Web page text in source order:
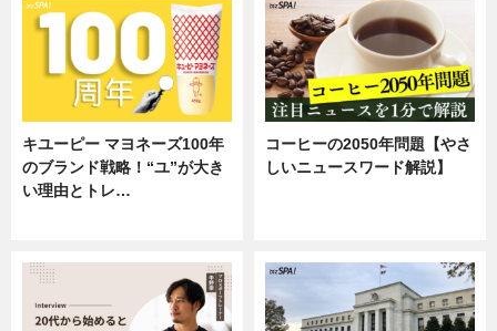
キユーピー マヨネーズ100年
のブランド戦略！“ユ”が大き
い理由とトレ…
コーヒーの2050年問題【やさ
しいニュースワード解説】